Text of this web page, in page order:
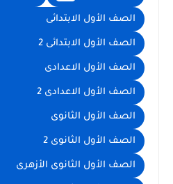
الصف الأول الابتدائى
الصف الأول الابتدائى 2
الصف الأول الاعدادى
الصف الأول الاعدادى 2
الصف الأول الثانوى
الصف الأول الثانوى 2
الصف الأول الثانوى الأزهرى